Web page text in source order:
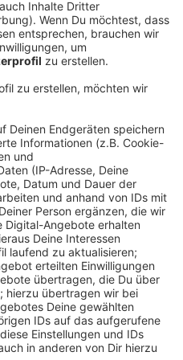
02:44
24: "Neun Jahre